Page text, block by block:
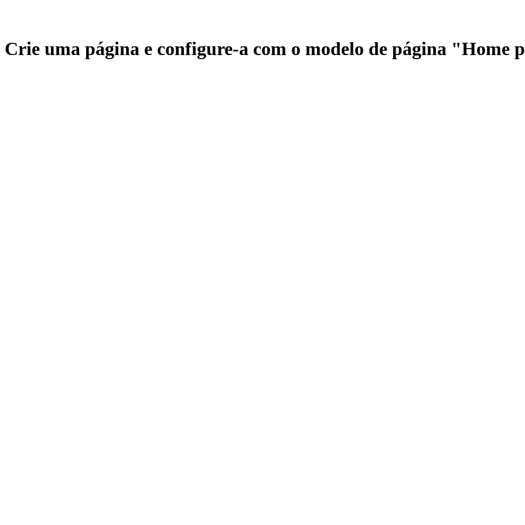
Crie uma página e configure-a com o modelo de página "Home